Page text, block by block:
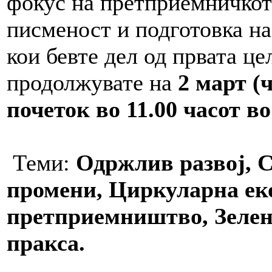
писменост и подготовка
кои бевте дел од првата
продолжувате на 2 март
почеток во 11.00 часот
Теми: Одржлив развој,
промени, Циркуларна
претприемништво,
пракса.